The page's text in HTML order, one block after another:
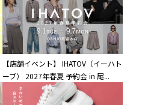
【店舗イベント】 IHATOV（イーハト
ーブ） 2027年春夏 予約会 in 尾...